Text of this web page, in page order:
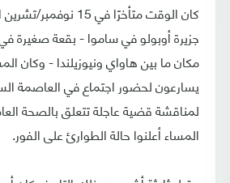
جزيرة أوبولو في ساموا - بقعة صغيرة
مكان ما بين هاواي ونيوزيلندا - وكان
يسارعون لحضور اجتماع في العاصمة
لمناقشة قضية عاجلة تتعلق بالصحة
المساء أعلنوا حالة الطوارئ على الفور.